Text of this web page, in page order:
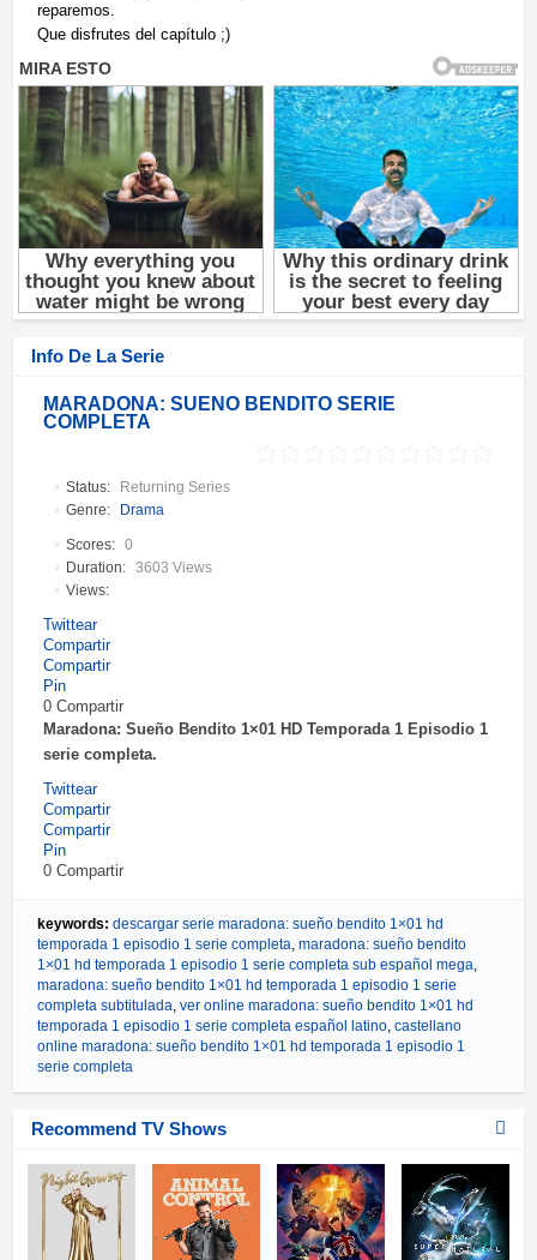
reparemos.
Que disfrutes del capítulo ;)
Info De La Serie
MARADONA: SUEÑO BENDITO SERIE
COMPLETA
Status:
Returning Series
Genre:
Drama
Scores: 0
Duration:
Views:
3603 Views
Twittear
Compartir
Compartir
Pin
0 Compartir
Maradona: Sueño Bendito 1×01 HD Temporada 1 Episodio 1
serie completa.
Twittear
Compartir
Compartir
Pin
0 Compartir
keywords: descargar serie maradona: sueño bendito 1×01 hd
temporada 1 episodio 1 serie completa maradona: sueño bendito
1×01 hd temporada 1 episodio 1 serie completa sub español mega
maradona: sueño bendito 1×01 hd temporada 1 episodio 1 serie
completa subtitulada ver online maradona: sueño bendito 1×01 hd
temporada 1 episodio 1 serie completa español latino castellano
online maradona: sueño bendito 1×01 hd temporada 1 episodio 1
serie completa
Recommend TV Shows